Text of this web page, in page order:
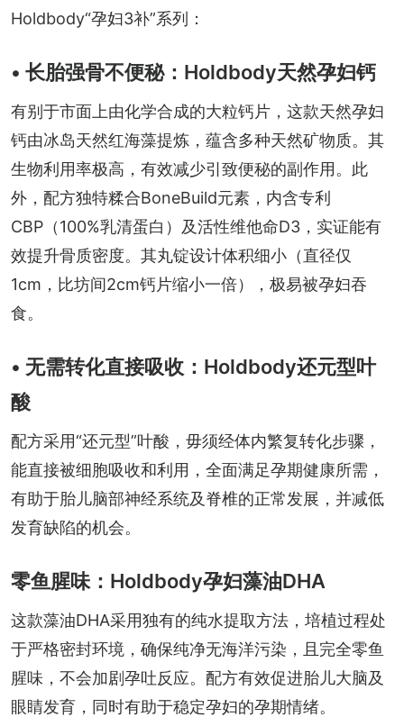
Holdbody“孕妇3补”系列：
• 长胎强骨不便秘：Holdbody天然孕妇钙
有别于市面上由化学合成的大粒钙片，这款天然孕妇
钙由冰岛天然红海藻提炼，蕴含多种天然矿物质。其
生物利用率极高，有效减少引致便秘的副作用。此
外，配方独特糅合BoneBuild元素，内含专利
CBP（100%乳清蛋白）及活性维他命D3，实证能有
效提升骨质密度。其丸锭设计体积细小（直径仅
1cm，比坊间2cm钙片缩小一倍），极易被孕妇吞
食。
• 无需转化直接吸收：Holdbody还元型叶
酸
配方采用“还元型”叶酸，毋须经体内繁复转化步骤，
能直接被细胞吸收和利用，全面满足孕期健康所需，
有助于胎儿脑部神经系统及脊椎的正常发展，并减低
发育缺陷的机会。
零鱼腥味：Holdbody孕妇藻油DHA
这款藻油DHA采用独有的纯水提取方法，培植过程处
于严格密封环境，确保纯净无海洋污染，且完全零鱼
腥味，不会加剧孕吐反应。配方有效促进胎儿大脑及
眼睛发育，同时有助于稳定孕妇的孕期情绪。